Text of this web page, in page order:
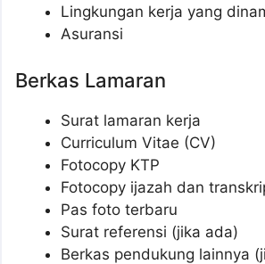
Lingkungan kerja yang
Asuransi
Berkas Lamaran
Surat lamaran kerja
Curriculum Vitae (CV)
Fotocopy KTP
Fotocopy ijazah dan
Pas foto terbaru
Surat referensi (jika ada)
Berkas pendukung lainnya